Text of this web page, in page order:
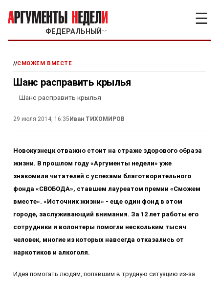
ФЕДЕРАЛЬНЫЙ ﹀
☰
//СМОЖЕМ ВМЕСТЕ
Шанс расправить крылья
Шанс расправить крылья
29 июля 2014, 16:35 Иван ТИХОМИРОВ
Новокузнецк отважно стоит на страже здорового образа
жизни. В прошлом году «Аргументы недели» уже
знакомили читателей с успехами благотворительного
фонда «СВОБОДА», ставшем лауреатом премии «Сможем
вместе». «Источник жизни» - еще один фонд в этом
городе, заслуживающий внимания. За 12 лет работы его
сотрудники и волонтеры помогли нескольким тысяч
человек, многие из которых навсегда отказались от
наркотиков и алкоголя.
Идея помогать людям, попавшим в трудную ситуацию из-за